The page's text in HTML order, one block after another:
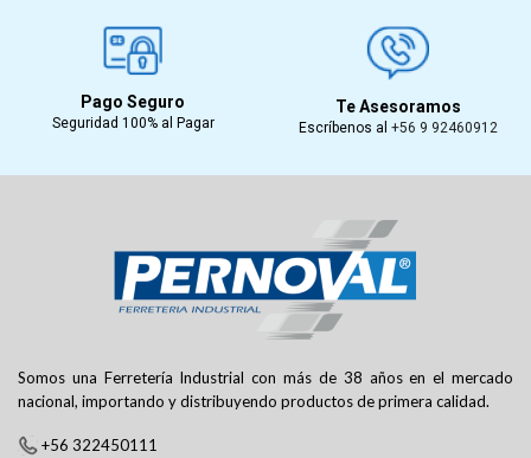
Pago Seguro
Seguridad 100% al Pagar
Te Asesoramos
Escríbenos al +56 9 92460912
Somos una Ferretería Industrial con más de 38 años en el mercado
nacional, importando y distribuyendo productos de primera calidad.
+56 322450111